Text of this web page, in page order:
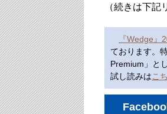
（続きは下記
『Wedge』
ております。
Premium」とし
試し読みはこ